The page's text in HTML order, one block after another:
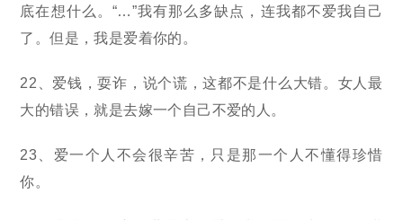
底在想什么。“…”我有那么多缺点，连我都不爱我自己
了。但是，我是爱着你的。
22、爱钱，耍诈，说个谎，这都不是什么大错。女人最
大的错误，就是去嫁一个自己不爱的人。
23、爱一个人不会很辛苦，只是那一个人不懂得珍惜
你。